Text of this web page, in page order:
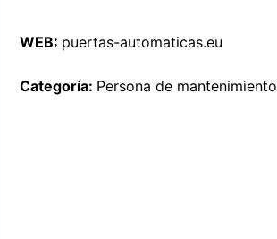
WEB: puertas-automaticas.eu
Categoría: Persona de mantenimiento